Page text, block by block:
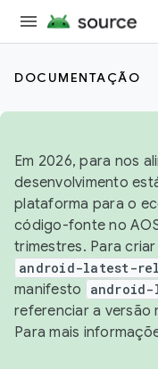
DOCUMENTAÇÃO
Em 2026, para nos
desenvolvimento
plataforma para o
código-fonte no
trimestres. Para
android-latest-
manifesto
referenciar a versão
Para mais